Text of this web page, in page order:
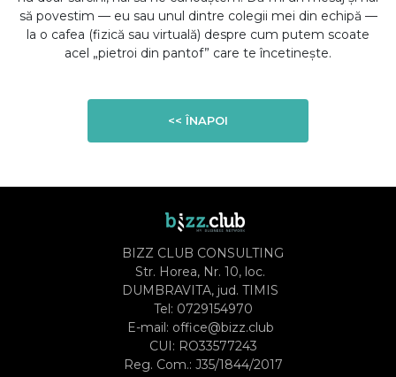
să povestim — eu sau unul dintre colegii mei din echipă —
la o cafea (fizică sau virtuală) despre cum putem scoate
acel „pietroi din pantof” care te încetinește.
<< ÎNAPOI
BIZZ CLUB CONSULTING
Str. Horea, Nr. 10, loc.
DUMBRAVITA, jud. TIMIS
Tel: 0729154970
E-mail: office@bizz.club
CUI: RO33577243
Reg. Com.: J35/1844/2017